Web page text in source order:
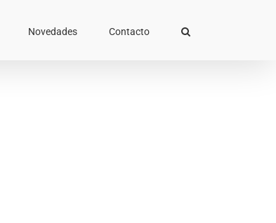
Novedades Contacto